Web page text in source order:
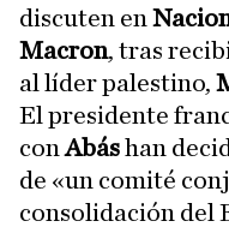
discuten en
Macron, tras
al líder palestino,
El presidente
conAbáshan
de «un comité
consolidación del